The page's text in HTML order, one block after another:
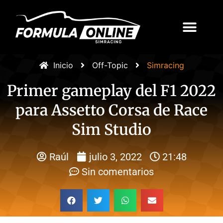
Inicio Off-Topic Simracing
Primer gameplay del F1 2022
para Assetto Corsa de Race
Sim Studio
Raúl julio 3, 2022
21:48
Sin comentarios